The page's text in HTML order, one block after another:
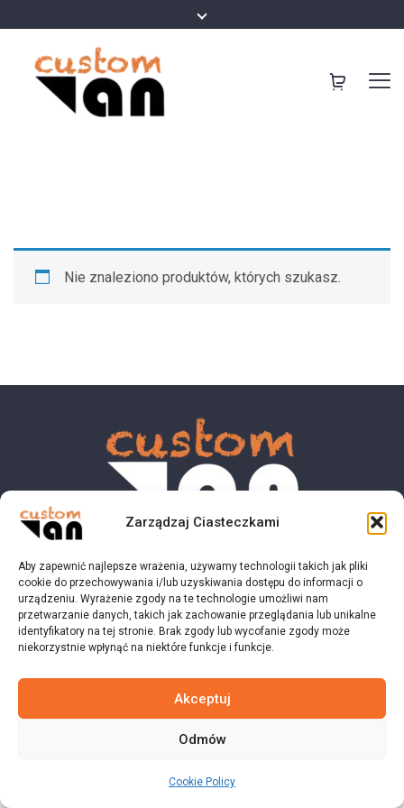
Zarządzaj Ciasteczkami
Aby zapewnić najlepsze wrażenia, używamy technologii takich jak pliki
cookie do przechowywania i/lub uzyskiwania dostępu do informacji o
urządzeniu. Wyrażenie zgody na te technologie umożliwi nam
przetwarzanie danych, takich jak zachowanie przeglądania lub unikalne
identyfikatory na tej stronie. Brak zgody lub wycofanie zgody może
niekorzystnie wpłynąć na niektóre funkcje i funkcje.
Akceptuj
Odmów
Cookie Policy
Nie znaleziono produktów, których szukasz.
© 2023 customvan.pl - Wszystkie prawa zastrzeżone.